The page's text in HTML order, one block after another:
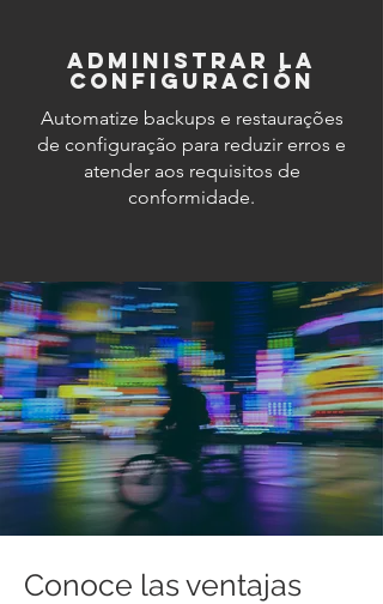
administrar la
configuración
Automatize backups e restaurações
de configuração para reduzir erros e
atender aos requisitos de
conformidade.
Conoce las ventajas